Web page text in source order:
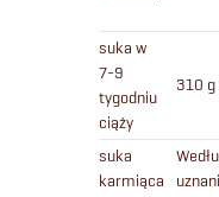
suka w
7-9
tygodniu
ciąży
310 g
suka
karmiąca